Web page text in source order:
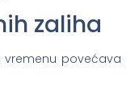
zaliha
vremenu povećava